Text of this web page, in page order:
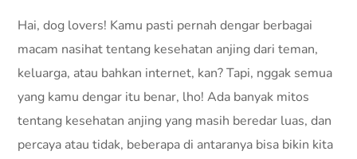
Hai, dog lovers! Kamu pasti pernah dengar berbagai
macam nasihat tentang kesehatan anjing dari teman,
keluarga, atau bahkan internet, kan? Tapi, nggak semua
yang kamu dengar itu benar, lho! Ada banyak mitos
tentang kesehatan anjing yang masih beredar luas, dan
percaya atau tidak, beberapa di antaranya bisa bikin kita